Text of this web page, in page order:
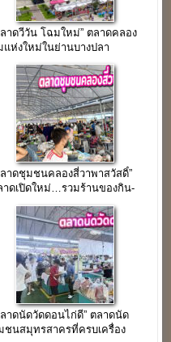
ลาดวีวัน โฉมใหม่” ตลาดคลอง
แห่งใหม่ในย่านบางปลา
ลาดชุมชนคลองสี่วาพาสวัสดิ์”
าดเปิดใหม่…รวมร้านของกิน-
ลาดนัดวัดดอนไก่ดี” ตลาดนัด
ชนสมุทรสาครที่ครบเครื่อง